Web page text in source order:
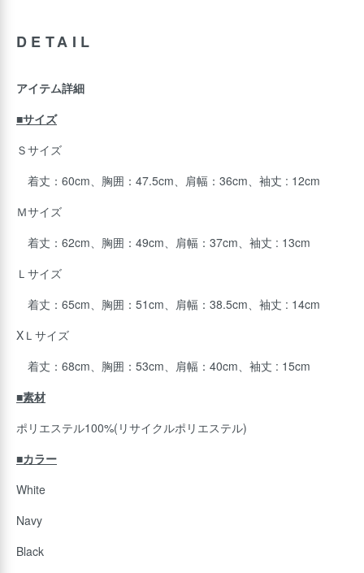
DETAIL
アイテム詳細
■サイズ
Ｓサイズ
着丈：60cm、胸囲：47.5cm、肩幅：36cm、袖丈 : 12cm
Ｍサイズ
着丈：62cm、胸囲：49cm、肩幅：37cm、袖丈 : 13cm
Ｌサイズ
着丈：65cm、胸囲：51cm、肩幅：38.5cm、袖丈 : 14cm
XＬサイズ
着丈：68cm、胸囲：53cm、肩幅：40cm、袖丈 : 15cm
■素材
ポリエステル100%(リサイクルポリエステル)
■カラー
White
Navy
Black